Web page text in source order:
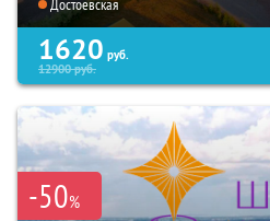
Достоевская
1620 руб.
12900руб.
-50%